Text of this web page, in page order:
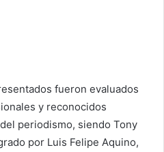
fueron evaluados
y reconocidos
periodismo, siendo Tony
por Luis Felipe Aquino,